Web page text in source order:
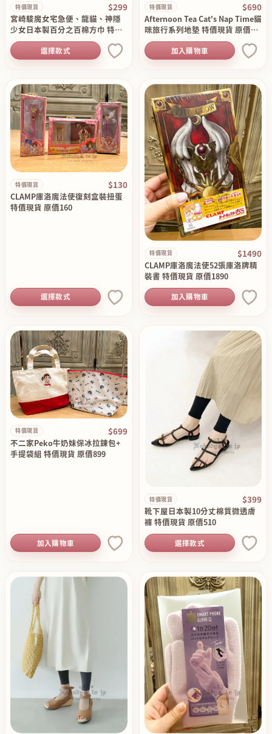
特價現貨 $299
宮崎駿魔女宅急便、龍貓、神隱
少女日本製百分之百棉方巾 特價
現貨 原價390
選擇款式
特價現貨 $690
Afternoon Tea Cat's Nap Time貓
咪旅行系列地墊 特價現貨 原價11
50
加入購物車
特價現貨 $130
CLAMP庫洛魔法使復刻盒裝扭蛋
特價現貨 原價160
選擇款式
特價現貨 $1490
CLAMP庫洛魔法使52張庫洛牌精
裝書 特價現貨 原價1890
加入購物車
特價現貨 $699
不二家Peko牛奶妹保冰拉鍊包+
手提袋組 特價現貨 原價899
加入購物車
特價現貨 $399
靴下屋日本製10分丈棉質微透膚
褲 特價現貨 原價510
選擇款式